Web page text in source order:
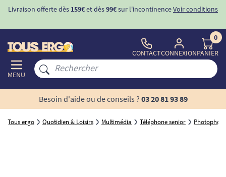
Livraison offerte dès 159€et dès99€sur l'incontinenceVoir conditions
MENU
CONTACTCONNEXION
0
PANIER
Besoin d'aide ou de conseils ? 03 20 81 93 89
Tous ergo Quotidien & Loisirs Multimédia Téléphone senior